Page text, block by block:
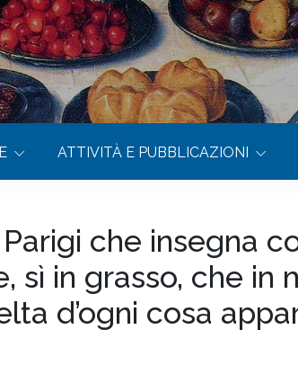
ATTIVITÀ E PUBBLICAZIONI
che insegna
in grasso, che in
d’ogni cosa